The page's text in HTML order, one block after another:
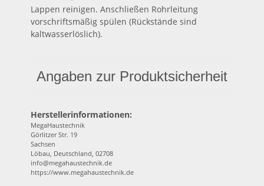
Lappen reinigen. Anschließen Rohrleitung
vorschriftsmäßig spülen (Rückstände sind
kaltwasserlöslich).
Angaben zur Produktsicherheit
Herstellerinformationen:
MegaHaustechnik
Görlitzer Str. 19
Sachsen
Löbau, Deutschland, 02708
info@megahaustechnik.de
https://www.megahaustechnik.de